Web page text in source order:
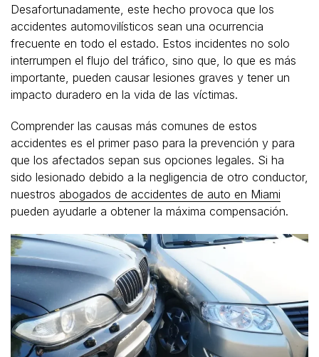
Desafortunadamente, este hecho provoca que los
accidentes automovilísticos sean una ocurrencia
frecuente en todo el estado. Estos incidentes no solo
interrumpen el flujo del tráfico, sino que, lo que es más
importante, pueden causar lesiones graves y tener un
impacto duradero en la vida de las víctimas.
Comprender las causas más comunes de estos
accidentes es el primer paso para la prevención y para
que los afectados sepan sus opciones legales. Si ha
sido lesionado debido a la negligencia de otro conductor,
nuestros abogados de accidentes de auto en Miami
pueden ayudarle a obtener la máxima compensación.